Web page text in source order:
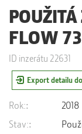
FLOW
ID inzerátu 22631
Export detailu
Rok:
2018
Stav: